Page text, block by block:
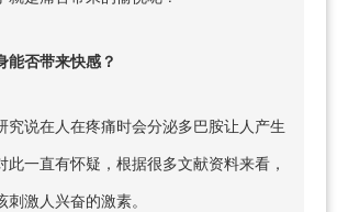
能否带来快感？
究说在人在疼痛时会分泌多巴胺让人产生
此一直有怀疑，根据很多文献资料来看，
激人兴奋的激素。